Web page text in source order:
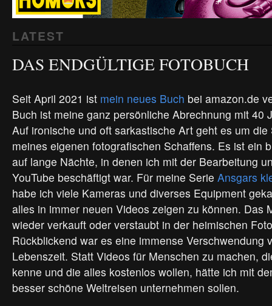
LATEST
DAS ENDGÜLTIGE FOTOBUCH
Seit April 2021 ist mein neues Buch bei amazon.de
Buch ist meine ganz persönliche Abrechnung mit 40
Auf ironische und oft sarkastische Art geht es um die
meines eigenen fotografischen Schaffens. Es ist ein
auf lange Nächte, in denen ich mit der Bearbeitung
YouTube beschäftigt war. Für meine Serie Ansgars
habe ich viele Kameras und diverses Equipment
alles in immer neuen Videos zeigen zu können. Das
wieder verkauft oder verstaubt in der heimischen
Rückblickend war es eine immense Verschwendung
Lebenszeit. Statt Videos für Menschen zu machen,
kenne und die alles kostenlos wollen, hätte ich mit
besser schöne Weltreisen unternehmen sollen.